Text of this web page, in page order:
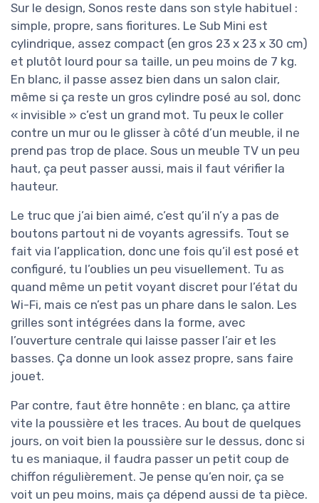
Sur le design, Sonos reste dans son style habituel :
simple, propre, sans fioritures. Le Sub Mini est
cylindrique, assez compact (en gros 23 x 23 x 30 cm)
et plutôt lourd pour sa taille, un peu moins de 7 kg.
En blanc, il passe assez bien dans un salon clair,
même si ça reste un gros cylindre posé au sol, donc
« invisible » c’est un grand mot. Tu peux le coller
contre un mur ou le glisser à côté d’un meuble, il ne
prend pas trop de place. Sous un meuble TV un peu
haut, ça peut passer aussi, mais il faut vérifier la
hauteur.
Le truc que j’ai bien aimé, c’est qu’il n’y a pas de
boutons partout ni de voyants agressifs. Tout se
fait via l’application, donc une fois qu’il est posé et
configuré, tu l’oublies un peu visuellement. Tu as
quand même un petit voyant discret pour l’état du
Wi-Fi, mais ce n’est pas un phare dans le salon. Les
grilles sont intégrées dans la forme, avec
l’ouverture centrale qui laisse passer l’air et les
basses. Ça donne un look assez propre, sans faire
jouet.
Par contre, faut être honnête : en blanc, ça attire
vite la poussière et les traces. Au bout de quelques
jours, on voit bien la poussière sur le dessus, donc si
tu es maniaque, il faudra passer un petit coup de
chiffon régulièrement. Je pense qu’en noir, ça se
voit un peu moins, mais ça dépend aussi de ta pièce.